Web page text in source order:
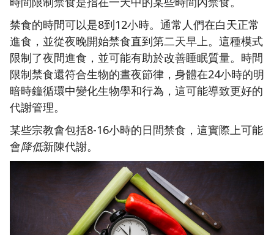
禁食的時間可以是8到12小時。通常人們在白天正常
進食，並從夜晚開始禁食直到第二天早上。這種模式
限制了夜間進食，並可能有助於改善睡眠質量。時間
限制禁食還符合生物的晝夜節律，身體在24小時的明
暗時鐘循環中變化生物學和行為，這可能導致更好的
代謝管理。
某些宗教會包括8-16小時的日間禁食，這實際上可能
會降低新陳代謝。